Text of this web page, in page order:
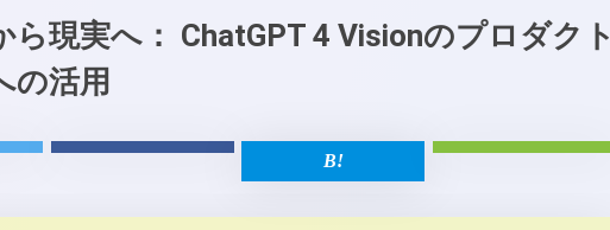
ら現実へ： ChatGPT 4 Visionのプロダクト
の活用